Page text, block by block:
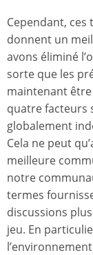
Cependant,
donnent un
avons éliminé
sorte que les
maintenant
quatre facteurs
globalement
Cela ne peut
meilleure
notre
termes
discussions
jeu. En